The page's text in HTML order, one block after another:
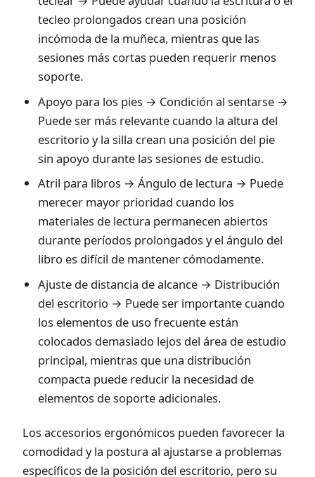
tecleo prolongados crean una posición
incómoda de la muñeca, mientras que las
sesiones más cortas pueden requerir menos
soporte.
Apoyo para los pies → Condición al sentarse →
Puede ser más relevante cuando la altura del
escritorio y la silla crean una posición del pie
sin apoyo durante las sesiones de estudio.
Atril para libros → Ángulo de lectura → Puede
merecer mayor prioridad cuando los
materiales de lectura permanecen abiertos
durante períodos prolongados y el ángulo del
libro es difícil de mantener cómodamente.
Ajuste de distancia de alcance → Distribución
del escritorio → Puede ser importante cuando
los elementos de uso frecuente están
colocados demasiado lejos del área de estudio
principal, mientras que una distribución
compacta puede reducir la necesidad de
elementos de soporte adicionales.
Los accesorios ergonómicos pueden favorecer la
comodidad y la postura al ajustarse a problemas
específicos de la posición del escritorio, pero su